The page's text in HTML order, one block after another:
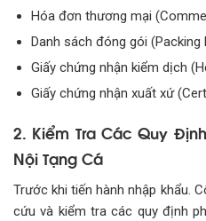
Hóa đơn thương mại
Danh sách đóng gói (Packing
Giấy chứng nhận kiểm dịch
Giấy chứng nhận xuất xứ
2. Kiểm Tra Các Quy
Nội Tạng Cá
Trước khi tiến hành nhập khẩu.
cứu và kiểm tra các quy định